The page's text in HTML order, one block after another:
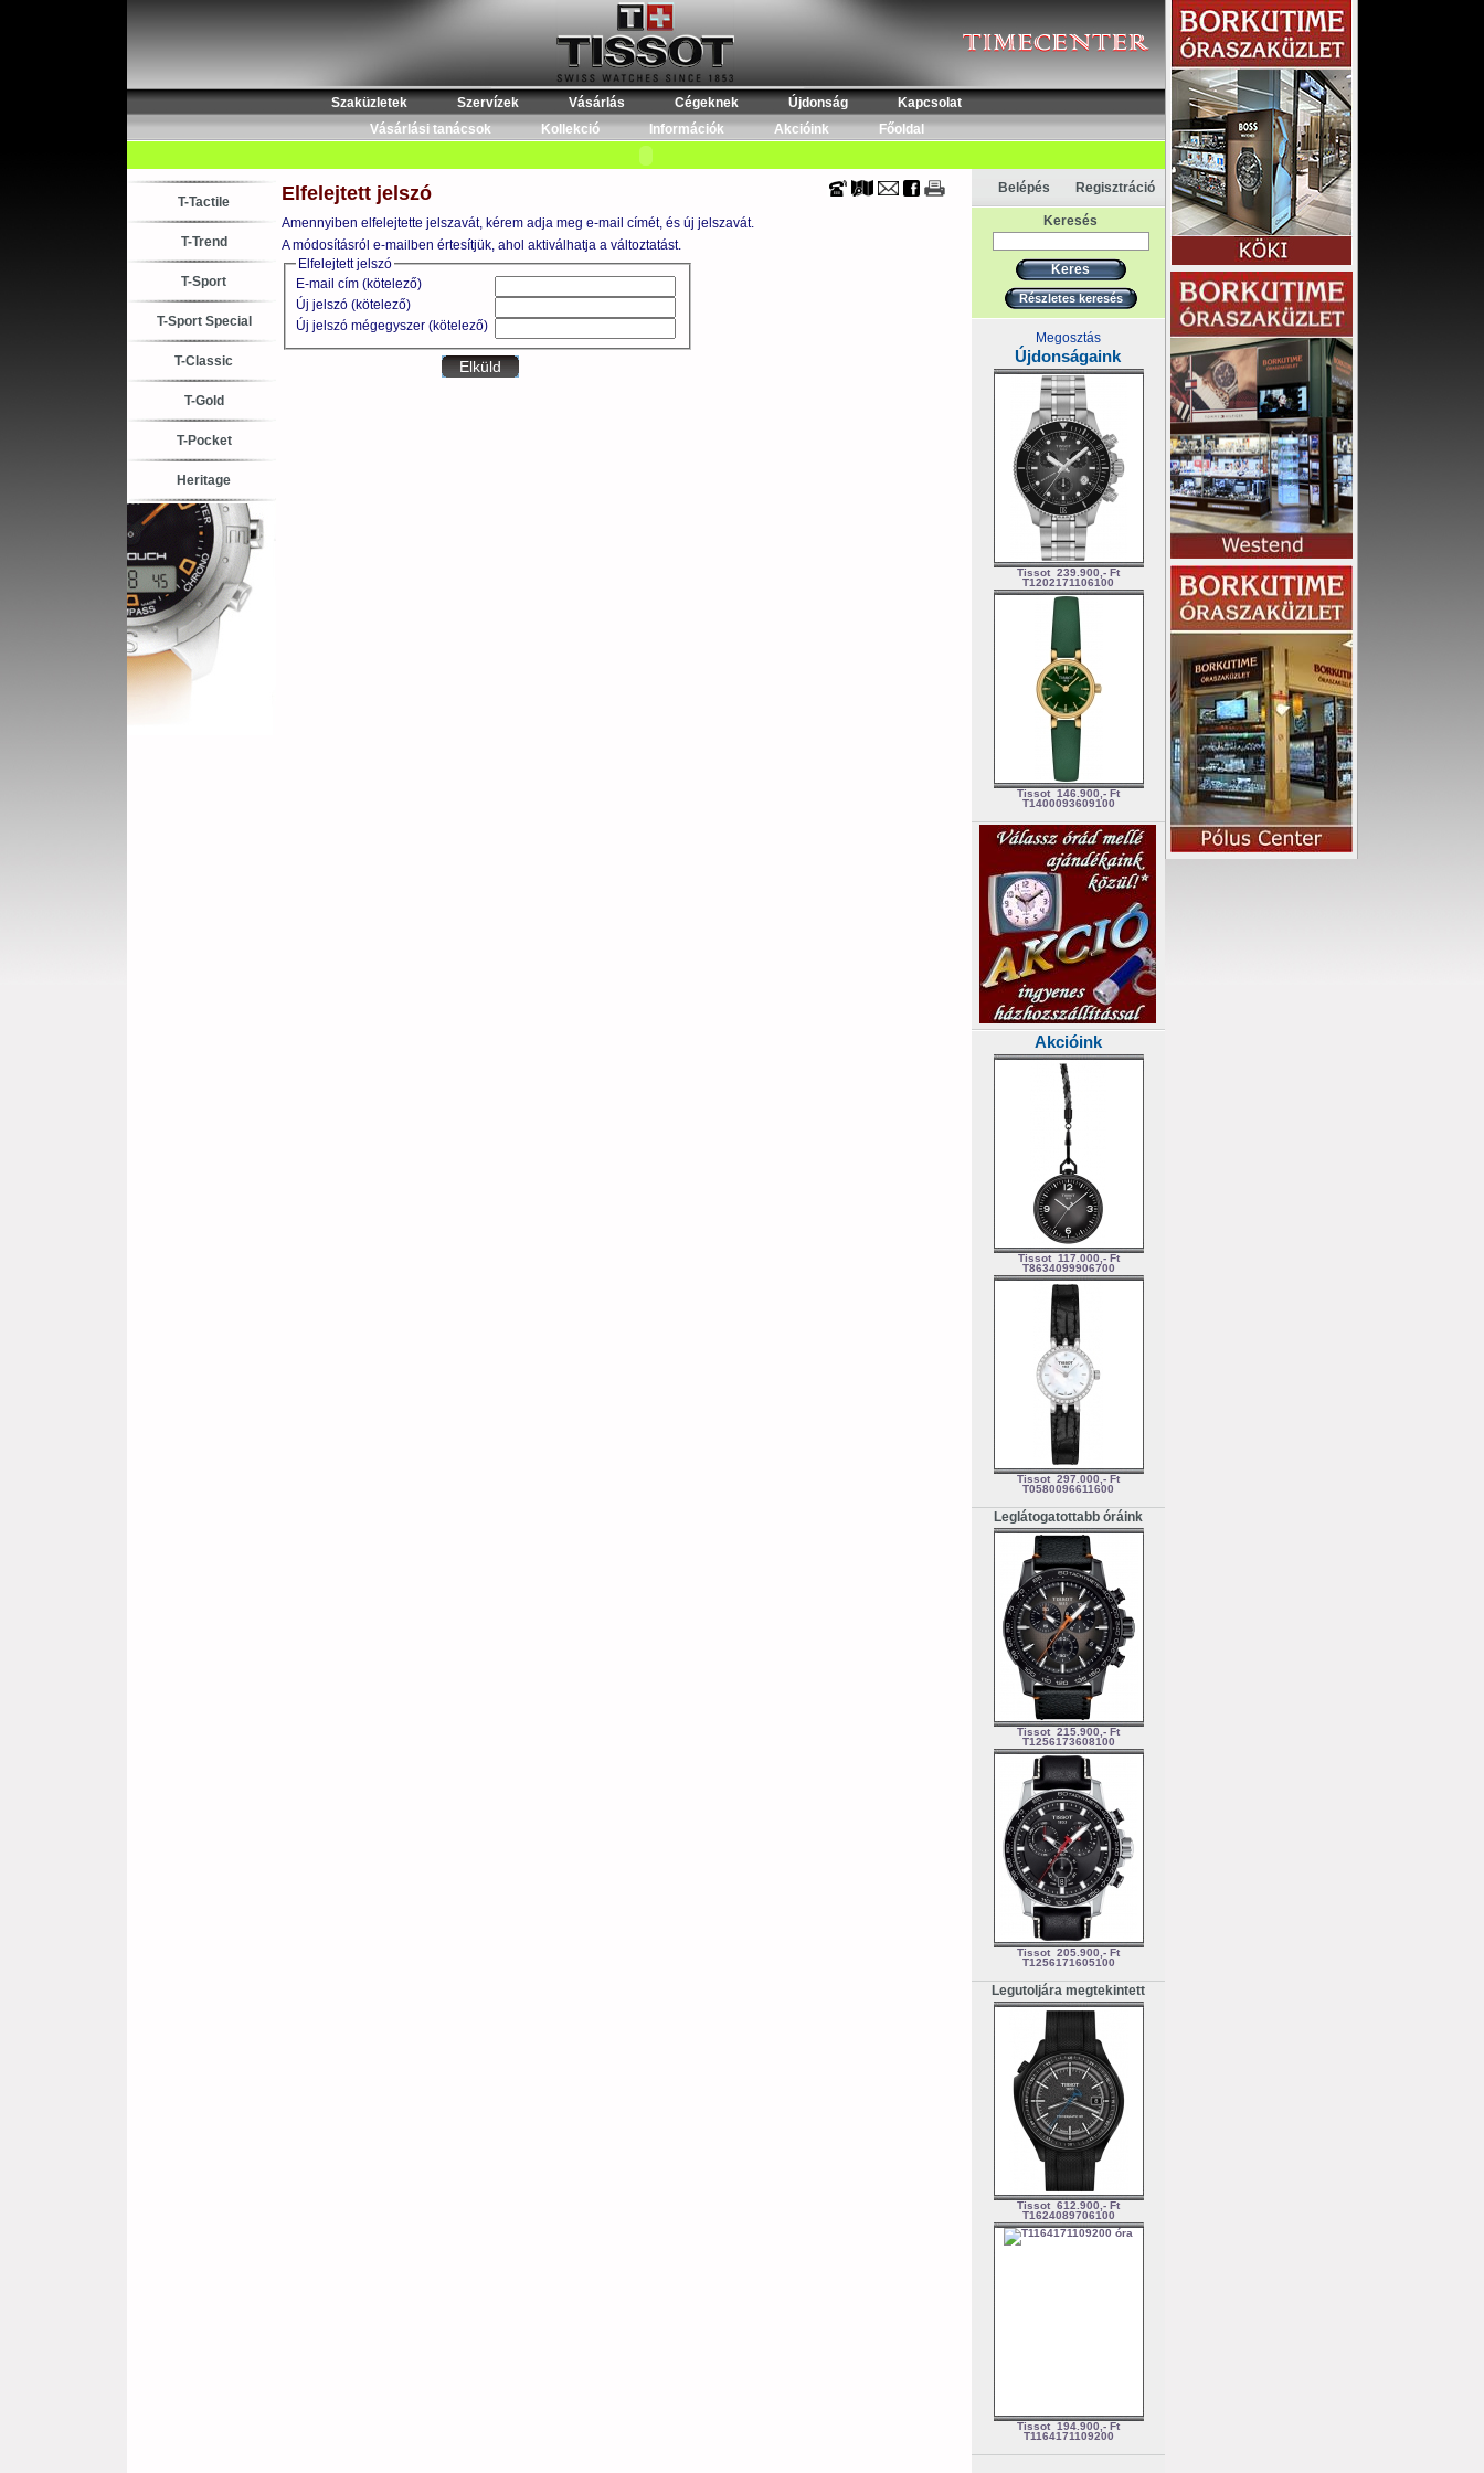
Szaküzletek Szervízek Vásárlás Cégeknek Újdonság
Kapcsolat
Vásárlási tanácsok
Kollekció Információk Akcióink Főoldal
T-Tactile
T-Trend
T-Sport
T-Sport Special
T-Classic
T-Gold
T-Pocket
Heritage
Elfelejtett jelszó
Amennyiben elfelejtette jelszavát, kérem adja meg e-mail címét, és új jelszavát.
A módosításról e-mailben értesítjük, ahol aktiválhatja a változtatást.
Elfelejtett jelszó
E-mail cím (kötelező)
Új jelszó (kötelező)
Új jelszó mégegyszer (kötelező)
Belépés Regisztráció
Keresés
Részletes keresés
Megosztás
Újdonságaink
Tissot 239.900,- Ft
T1202171106100
Tissot 146.900,- Ft
T1400093609100
Akcióink
Tissot 117.000,- Ft
T8634099906700
Tissot 297.000,- Ft
T0580096611600
Leglátogatottabb óráink
Tissot 215.900,- Ft
T1256173608100
Tissot 205.900,- Ft
T1256171605100
Legutoljára megtekintett
Tissot 612.900,- Ft
T1624089706100
Tissot 194.900,- Ft
T1164171109200